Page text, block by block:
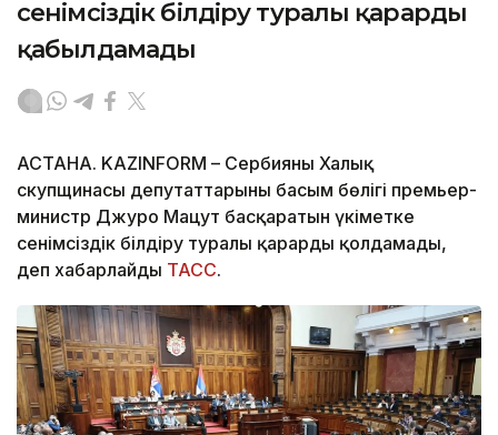
сенімсіздік білдіру туралы қарарды
қабылдамады
АСТАНА. KAZINFORM – Сербияның Халық
скупщинасы депутаттарының басым бөлігі премьер-
министр Джуро Мацут басқаратын үкіметке
сенімсіздік білдіру туралы қарарды қолдамады,
деп хабарлайды ТАСС.